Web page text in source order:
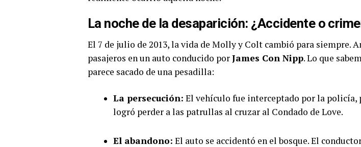
La noche de la desaparición: ¿Accidente o
El 7 de julio de 2013, la vida de Molly y Colt cambió para siempre.
pasajeros en un auto conducido porJames Con Nipp. Lo que
parece sacado de una pesadilla:
La persecución: El vehículo fue interceptado por la policía,
logró perder a las patrullas al cruzar al Condado de Love.
El abandono: El auto se accidentó en el bosque. El